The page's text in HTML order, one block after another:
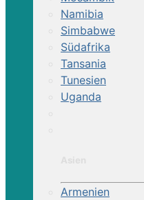
Namibia
Simbabwe
Südafrika
Tansania
Tunesien
Uganda
Armenien